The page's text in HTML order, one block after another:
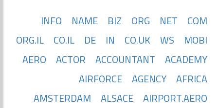
COM
NET
ORG
BIZ
NAME
INFO
MOBI
WS
CO.UK
IN
DE
CO.IL
ORG.IL
ACADEMY
ACCOUNTANT
ACTOR
AERO
AFRICA
AGENCY
AIRFORCE
AIRPORT.AERO
ALSACE
AMSTERDAM